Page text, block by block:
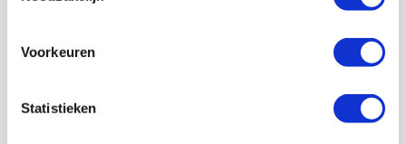
Voorkeuren
Statistieken
[VOL]
11